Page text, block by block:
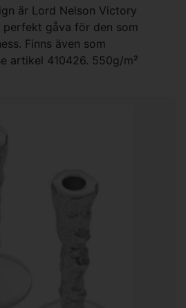
är Lord Nelson Victory
gåva för den som
Finns även som
artikel 410426. 550g/m²